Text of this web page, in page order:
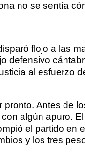
no se sentía
flojo a las
defensivo
al esfuerzo
Antes de
algún apuro.
el partido en
y los tres